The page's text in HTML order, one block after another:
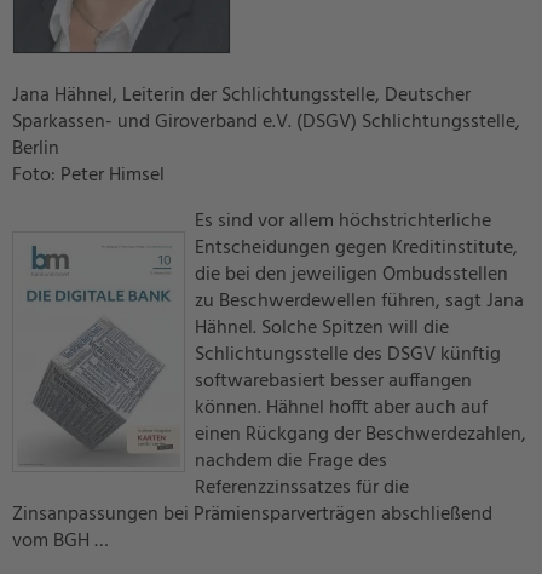
Jana Hähnel, Leiterin der Schlichtungsstelle, Deutscher
Sparkassen- und Giroverband e.V. (DSGV) Schlichtungsstelle,
Berlin
Foto: Peter Himsel
Es sind vor allem höchstrichterliche
Entscheidungen gegen Kreditinstitute,
die bei den jeweiligen Ombudsstellen
zu Beschwerdewellen führen, sagt Jana
Hähnel. Solche Spitzen will die
Schlichtungsstelle des DSGV künftig
softwarebasiert besser auffangen
können. Hähnel hofft aber auch auf
einen Rückgang der Beschwerdezahlen,
nachdem die Frage des
Referenzzinssatzes für die
Zinsanpassungen bei Prämiensparverträgen abschließend
vom BGH …